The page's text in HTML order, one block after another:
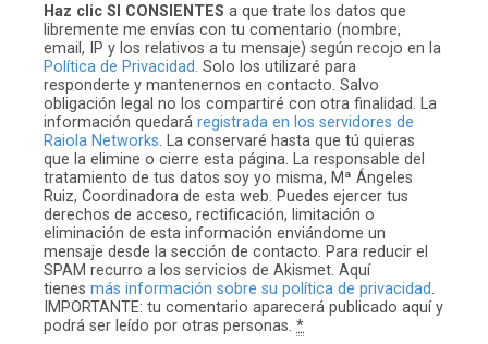
Haz clic SI CONSIENTES a que trate los datos que
libremente me envías con tu comentario (nombre,
email, IP y los relativos a tu mensaje) según recojo en la
Política de Privacidad. Solo los utilizaré para
responderte y mantenernos en contacto. Salvo
obligación legal no los compartiré con otra finalidad. La
información quedará registrada en los servidores de
Raiola Networks. La conservaré hasta que tú quieras
que la elimine o cierre esta página. La responsable del
tratamiento de tus datos soy yo misma, Mª Ángeles
Ruiz, Coordinadora de esta web. Puedes ejercer tus
derechos de acceso, rectificación, limitación o
eliminación de esta información enviándome un
mensaje desde la sección de contacto. Para reducir el
SPAM recurro a los servicios de Akismet. Aquí
tienes más información sobre su política de privacidad.
IMPORTANTE: tu comentario aparecerá publicado aquí y
podrá ser leído por otras personas. *